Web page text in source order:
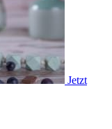
Jetzt